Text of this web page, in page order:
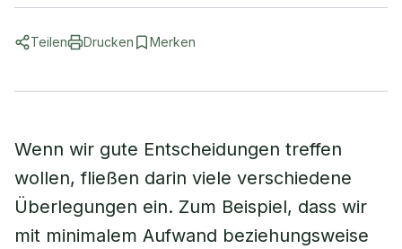
Teilen Drucken Merken
Wenn wir gute Entscheidungen treffen
wollen, fließen darin viele verschiedene
Überlegungen ein. Zum Beispiel, dass wir
mit minimalem Aufwand beziehungsweise